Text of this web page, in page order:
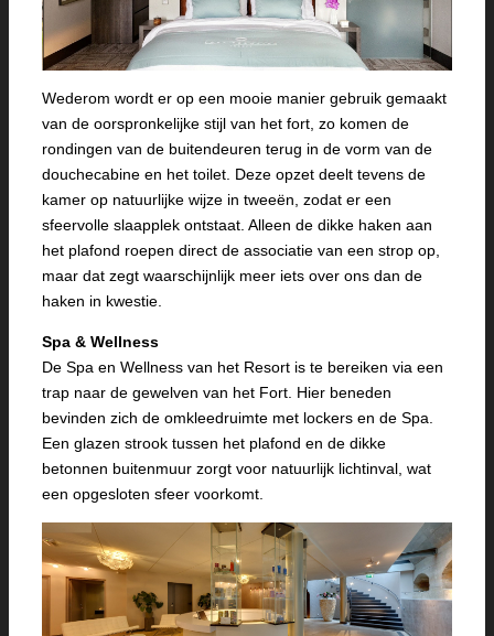
Wederom wordt er op een mooie manier gebruik gemaakt
van de oorspronkelijke stijl van het fort, zo komen de
rondingen van de buitendeuren terug in de vorm van de
douchecabine en het toilet. Deze opzet deelt tevens de
kamer op natuurlijke wijze in tweeën, zodat er een
sfeervolle slaapplek ontstaat. Alleen de dikke haken aan
het plafond roepen direct de associatie van een strop op,
maar dat zegt waarschijnlijk meer iets over ons dan de
haken in kwestie.
Spa & Wellness
De Spa en Wellness van het Resort is te bereiken via een
trap naar de gewelven van het Fort. Hier beneden
bevinden zich de omkleedruimte met lockers en de Spa.
Een glazen strook tussen het plafond en de dikke
betonnen buitenmuur zorgt voor natuurlijk lichtinval, wat
een opgesloten sfeer voorkomt.